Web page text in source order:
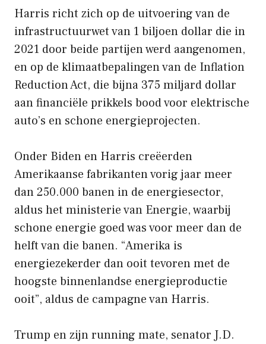
Harris richt zich op de uitvoering van de
infrastructuurwet van 1 biljoen dollar die in
2021 door beide partijen werd aangenomen,
en op de klimaatbepalingen van de Inflation
Reduction Act, die bijna 375 miljard dollar
aan financiële prikkels bood voor elektrische
auto’s en schone energieprojecten.
Onder Biden en Harris creëerden
Amerikaanse fabrikanten vorig jaar meer
dan 250.000 banen in de energiesector,
aldus het ministerie van Energie, waarbij
schone energie goed was voor meer dan de
helft van die banen. “Amerika is
energiezekerder dan ooit tevoren met de
hoogste binnenlandse energieproductie
ooit”, aldus de campagne van Harris.
Trump en zijn running mate, senator J.D.